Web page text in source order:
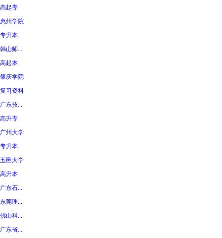
高起专
惠州学院
专升本
韩山师...
高起本
肇庆学院
复习资料
广东技...
高升专
广州大学
专升本
五邑大学
高升本
广东石...
东莞理...
佛山科...
广东省...